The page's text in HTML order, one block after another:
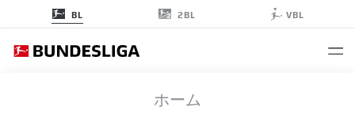
BL 2BL VBL
ホーム
BMG ELV